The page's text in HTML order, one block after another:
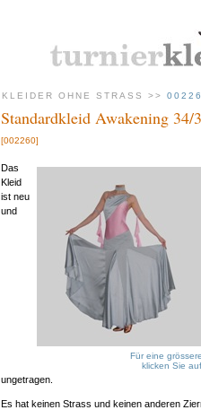
KLEIDER OHNE STRASS >>
Standardkleid Awakening 34/
[002260]
Für eine
klicken Sie
Das
Kleid
ist neu
und
ungetragen.
Es hat keinen Strass und keinen anderen